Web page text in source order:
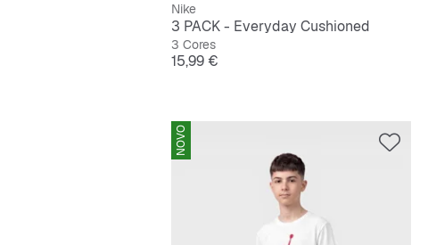
Nike
3 PACK - Everyday Cushioned
3 Cores
Preço
15,99 €
NOVO